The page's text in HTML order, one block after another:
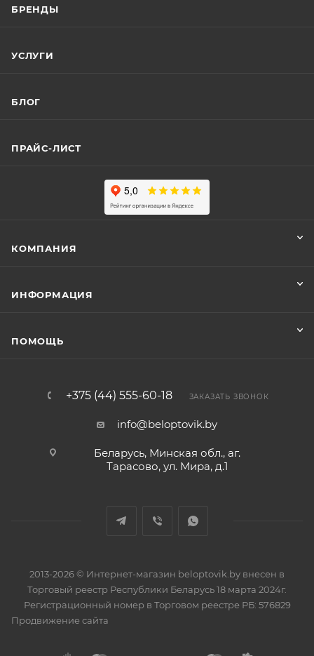
БРЕНДЫ
УСЛУГИ
БЛОГ
ПРАЙС-ЛИСТ
КОМПАНИЯ
ИНФОРМАЦИЯ
ПОМОЩЬ
+375 (44) 555-60-18 ЗАКАЗАТЬ ЗВОНОК
info@beloptovik.by
Беларусь, Минская обл., аг.
Тарасово, ул. Мира, д.1
2013-2026 © Интернет-магазин beloptovik.by внесен в
Торговый реестр Республики Беларусь 18 марта 2024г.
Регистрационный номер в Торговом реестре РБ: 576829
Продвижение сайта